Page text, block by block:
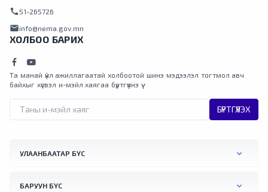
call 51-265726
mailinfo@nema.gov.mn
ХОЛБОО БАРИХ
Та манай үйл ажиллагаатай холбоотой шинэ мэдээлэл тогтмол авч
байхыг хүсвэл и-мэйл хаягаа бүртгүүлнэ үү.
БҮРТГҮҮЛЭХ
УЛААНБААТАР БҮС
БАРУУН БҮС